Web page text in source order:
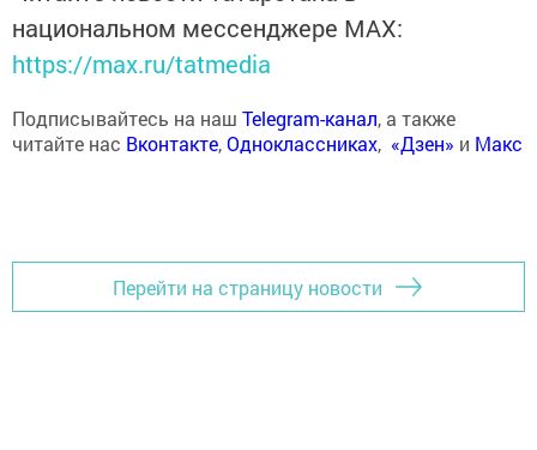
национальном мессенджере MАХ:
https://max.ru/tatmedia
Подписывайтесь на наш Telegram-канал, а также
читайте нас Вконтакте,Одноклассниках, «Дзен» и Макс
Перейти на страницу новости